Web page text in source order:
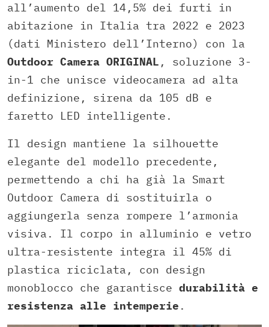
all’aumento del 14,5% dei furti in
abitazione in Italia tra 2022 e 2023
(dati Ministero dell’Interno) con la
Outdoor Camera ORIGINAL , soluzione 3-
in-1 che unisce videocamera ad alta
definizione, sirena da 105 dB e
faretto LED intelligente.
Il design mantiene la silhouette
elegante del modello precedente,
permettendo a chi ha già la Smart
Outdoor Camera di sostituirla o
aggiungerla senza rompere l’armonia
visiva. Il corpo in alluminio e vetro
ultra-resistente integra il 45% di
plastica riciclata, con design
monoblocco che garantisce durabilità e
resistenza alle intemperie .